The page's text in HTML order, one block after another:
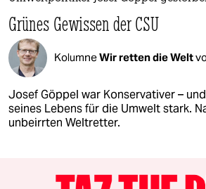
Grünes Gewissen der CSU
KolumneWir retten die Welt
Josef Göppel war Konservativer –
seines Lebens für die Umwelt stark.
unbeirrten Weltretter.